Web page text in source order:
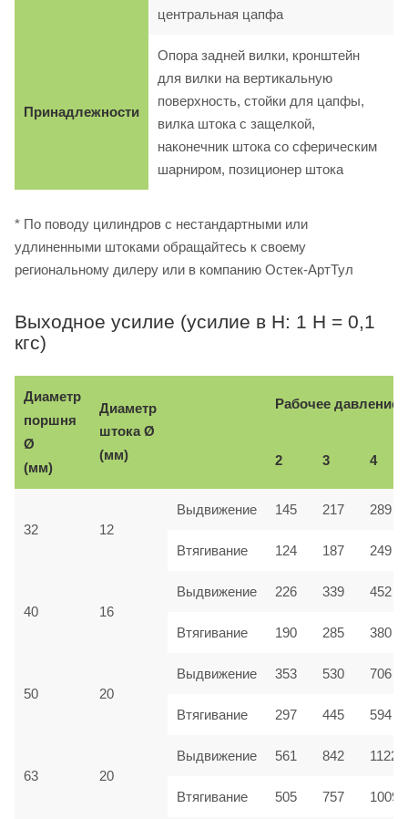
центральная цапфа
Принадлежности
Опора задней вилки, кронштейн
для вилки на вертикальную
поверхность, стойки для цапфы,
вилка штока с защелкой,
наконечник штока со сферическим
шарниром, позиционер штока
* По поводу цилиндров с нестандартными или
удлиненными штоками обращайтесь к своему
региональному дилеру или в компанию Остек-АртТул
Выходное усилие (усилие в Н: 1 Н = 0,1
кгс)
Диаметр
поршня
Ø
(мм)
Диаметр
штокаØ
(мм)
Рабочее давление,
2 3 4
32 12
Выдвижение 145 217 289
Втягивание 124 187 249
40 16
Выдвижение 226 339 452
Втягивание 190 285 380
50 20
Выдвижение 353 530 706
Втягивание 297 445 594
63 20
Выдвижение 561 842 1122
Втягивание 505 757 1009